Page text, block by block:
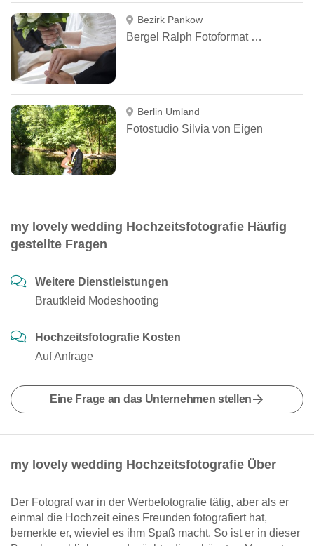
Bezirk Pankow
Bergel Ralph Fotoformat plus
Berlin Umland
Fotostudio Silvia von Eigen
my lovely wedding Hochzeitsfotografie Häufig
gestellte Fragen
Weitere Dienstleistungen
Brautkleid Modeshooting
Hochzeitsfotografie Kosten
Auf Anfrage
Eine Frage an das Unternehmen stellen
my lovely wedding Hochzeitsfotografie Über
Der Fotograf war in der Werbefotografie tätig, aber als er
einmal die Hochzeit eines Freunden fotografiert hat,
bemerkte er, wieviel es ihm Spaß macht. So ist er in dieser